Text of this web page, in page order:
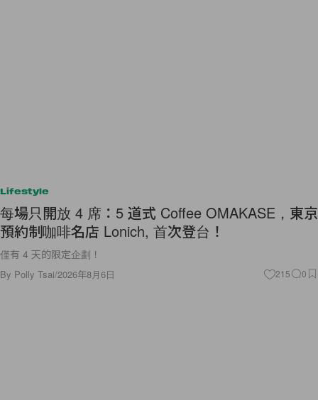
Lifestyle
每場只開放 4 席：5 道式 Coffee OMAKASE，東京
預約制咖啡名店 Lonich, 首次登台！
僅有 4 天的限定企劃！
By Polly Tsai/2026年8月6日 215 0